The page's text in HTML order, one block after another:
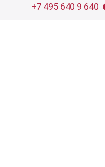
+7 495 640 9 640